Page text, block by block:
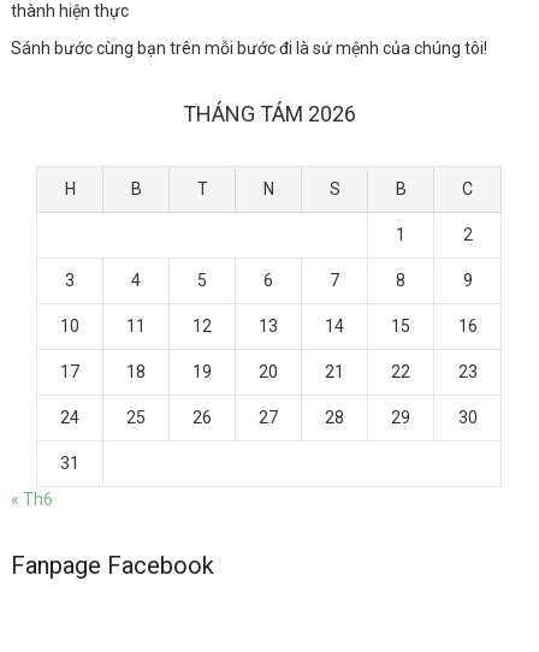
thành hiện thực
Sánh bước cùng bạn trên mỗi bước đi là sứ mệnh của chúng tôi!
THÁNG TÁM 2026
H B T N S B C
1 2
3 4 5 6 7 8 9
10 11 12 13 14 15 16
17 18 19 20 21 22 23
24 25 26 27 28 29 30
31
« Th6
Fanpage Facebook